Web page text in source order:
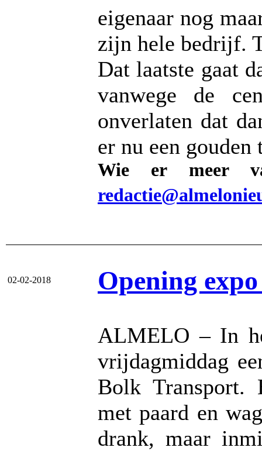
eigenaar nog
zijn hele bedrijf.
Dat laatste gaat
vanwege de
onverlaten dat
er nu een
Wie er meer
02-02-2018 Opening
ALMELO – In
vrijdagmiddag
Bolk Transport.
met paard en
drank, maar